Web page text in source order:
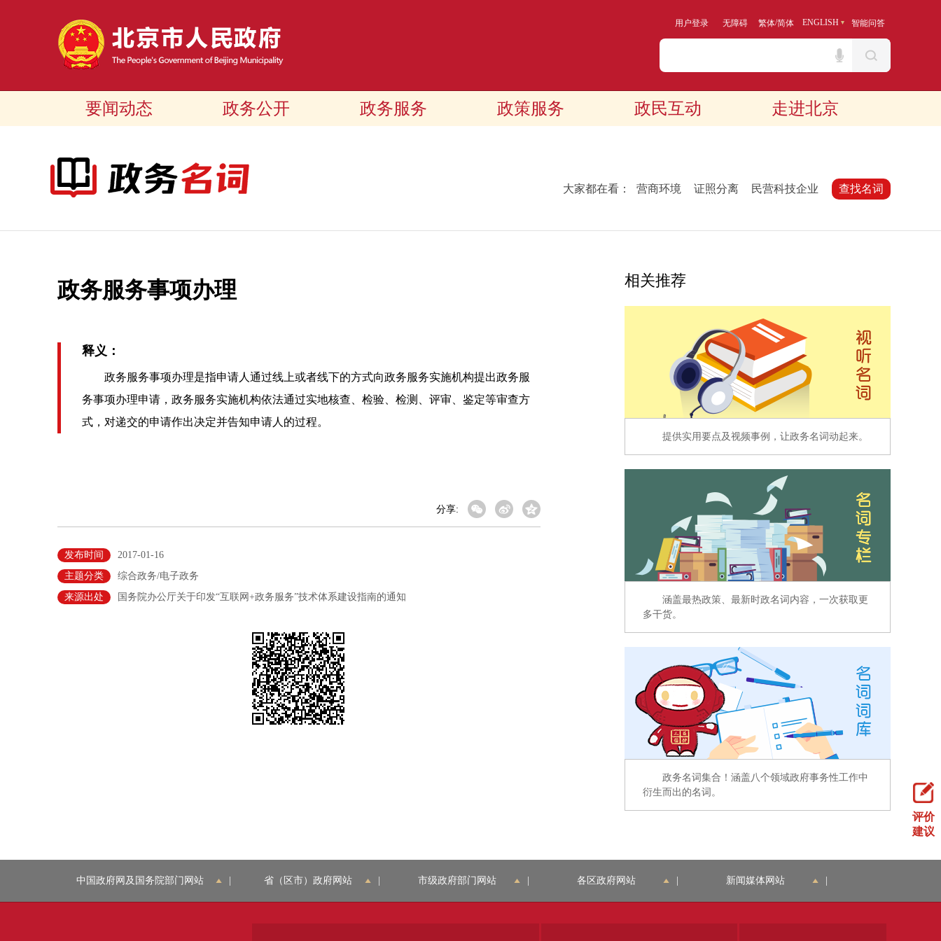
用户登录 无障碍 繁体/简体 ENGLISH 智能问答
要闻动态 政务公开 政务服务 政策服务 政民互动 走进北京
大家都在看： 营商环境 证照分离 民营科技企业 查找名词
政务服务事项办理
释义：
政务服务事项办理是指申请人通过线上或者线下的方式向政务服务实施机构提出政务服
务事项办理申请，政务服务实施机构依法通过实地核查、检验、检测、评审、鉴定等审查方
式，对递交的申请作出决定并告知申请人的过程。
分享:
发布时间
2017-01-16
主题分类
综合政务/电子政务
来源出处
国务院办公厅关于印发“互联网+政务服务”技术体系建设指南的通知
相关推荐
提供实用要点及视频事例，让政务名词动起来。
涵盖最热政策、最新时政名词内容，一次获取更
多干货。
政务名词集合！涵盖八个领域政府事务性工作中
衍生而出的名词。
评价
建议
中国政府网及国务院部门网站 省（区市）政府网站 市级政府部门网站 各区政府网站 新闻媒体网站